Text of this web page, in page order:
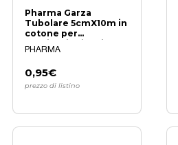
Pharma Garza
Tubolare 5cmX10m in
cotone per
medicazioni delicate
PHARMA
0,95€
prezzo di listino